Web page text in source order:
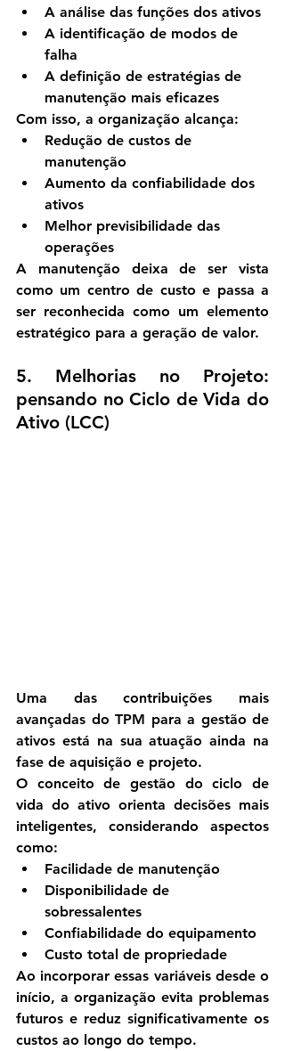
A análise das funções dos ativos
A identificação de modos de
falha
A definição de estratégias de
manutenção mais eficazes
Com isso, a organização alcança:
Redução de custos de
manutenção
Aumento da confiabilidade dos
ativos
Melhor previsibilidade das
operações
A manutenção deixa de ser vista
como um centro de custo e passa a
ser reconhecida como um elemento
estratégico para a geração de valor.
5. Melhorias no Projeto:
pensando no Ciclo de Vida do
Ativo (LCC)
Uma das contribuições mais
avançadas do TPM para a gestão de
ativos está na sua atuação ainda na
fase de aquisição e projeto.
O conceito de gestão do ciclo de
vida do ativo orienta decisões mais
inteligentes, considerando aspectos
como:
Facilidade de manutenção
Disponibilidade de
sobressalentes
Confiabilidade do equipamento
Custo total de propriedade
Ao incorporar essas variáveis desde o
início, a organização evita problemas
futuros e reduz significativamente os
custos ao longo do tempo.